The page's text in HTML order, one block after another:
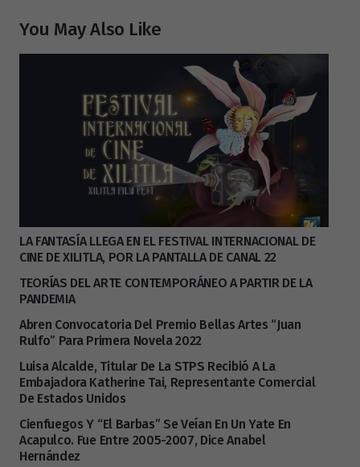
You May Also Like
LA FANTASÍA LLEGA EN EL FESTIVAL INTERNACIONAL DE
CINE DE XILITLA, POR LA PANTALLA DE CANAL 22
TEORÍAS DEL ARTE CONTEMPORÁNEO A PARTIR DE LA
PANDEMIA
Abren Convocatoria Del Premio Bellas Artes “Juan
Rulfo” Para Primera Novela 2022
Luisa Alcalde, Titular De La STPS Recibió A La
Embajadora Katherine Tai, Representante Comercial
De Estados Unidos
Cienfuegos Y “El Barbas” Se Veían En Un Yate En
Acapulco. Fue Entre 2005-2007, Dice Anabel
Hernández